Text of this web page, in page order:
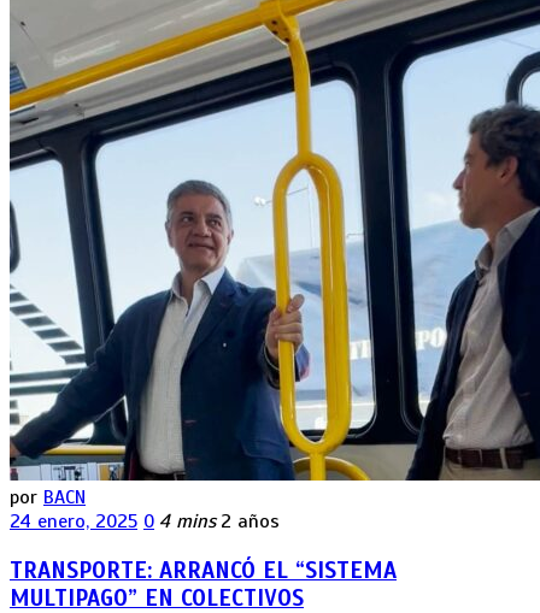
por BACN
24 enero, 2025 0 4 mins 2 años
TRANSPORTE: ARRANCÓ EL “SISTEMA
MULTIPAGO” EN COLECTIVOS